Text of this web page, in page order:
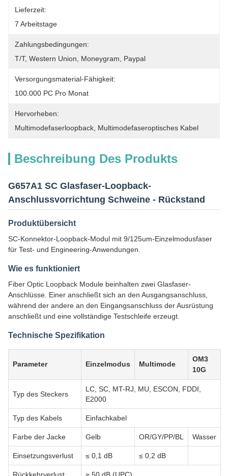
Lieferzeit:
7 Arbeitstage
Zahlungsbedingungen:
T/T, Western Union, Moneygram, Paypal
Versorgungsmaterial-Fähigkeit:
100.000 PC Pro Monat
Hervorheben:
Multimodefaserloopback Multimodefaseroptisches Kabel
Beschreibung Des Produkts
G657A1 SC Glasfaser-Loopback-
Anschlussvorrichtung Schweine - Rückstand
Produktübersicht
SC-Konnektor-Loopback-Modul mit 9/125um-Einzelmodusfaser
für Test- und Engineering-Anwendungen.
Wie es funktioniert
Fiber Optic Loopback Module beinhalten zwei Glasfaser-
Anschlüsse. Einer anschließt sich an den Ausgangsanschluss,
während der andere an den Eingangsanschluss der Ausrüstung
anschließt und eine vollständige Testschleife erzeugt.
Technische Spezifikation
Parameter Einzelmodus Multimode
OM3
10G
Typ des Steckers
LC, SC, MT-RJ, MU, ESCON, FDDI,
E2000
Typ des Kabels Einfachkabel
Farbe der Jacke Gelb OR/GY/PP/BL Wasser
Einsetzungsverlust ≤ 0,1 dB ≤ 0,2 dB